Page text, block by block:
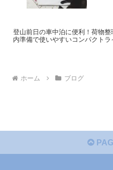
登山前日の車中泊に便利！荷物整
内準備で使いやすいコンパクトラ
ホーム ブログ